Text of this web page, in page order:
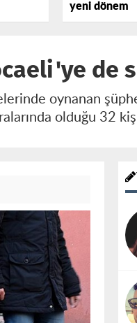
yeni dönem
de
oynanan
olduğu 32 kişi